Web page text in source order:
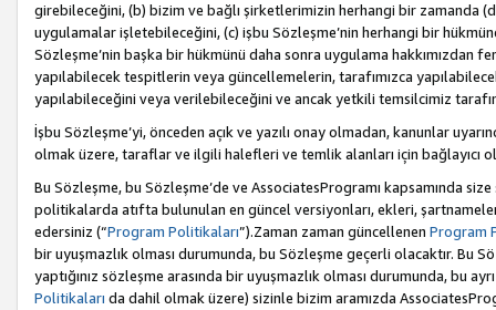
girebileceğini, (b) bizim ve bağlı şirketlerimizin herhangi bir zamanda
uygulamalar işletebileceğini, (c) işbu Sözleşme’nin herhangi bir
Sözleşme’nin başka bir hükmünü daha sonra uygulama hakkımızdan
yapılabilecek tespitlerin veya güncellemelerin, tarafımızca
yapılabileceğini veya verilebileceğini ve ancak yetkili temsilcimiz
İşbu Sözleşme’yi, önceden açık ve yazılı onay olmadan, kanunlar
olmak üzere, taraflar ve ilgili halefleri ve temlik alanları için bağlayıcı
Bu Sözleşme, bu Sözleşme’de ve AssociatesProgramı kapsamında
politikalarda atıfta bulunulan en güncel versiyonları, ekleri,
edersiniz (“Program Politikaları”).Zaman zaman güncellenen Program
bir uyuşmazlık olması durumunda, bu Sözleşme geçerli olacaktır. Bu
yaptığınız sözleşme arasında bir uyuşmazlık olması durumunda, bu
Politikaları da dahil olmak üzere) sizinle bizim aramızda